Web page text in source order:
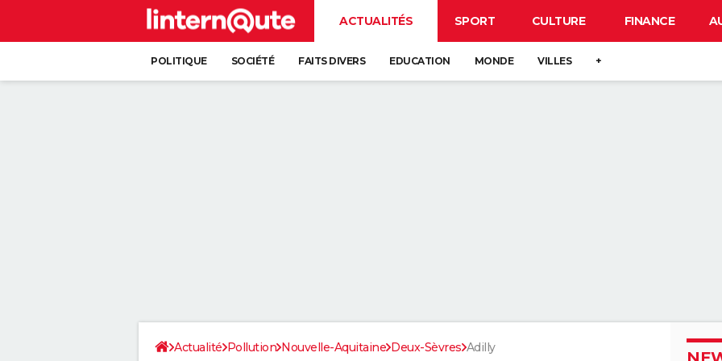
ACTUALITÉS SPORT CULTURE FINANCE
POLITIQUE SOCIÉTÉ FAITS DIVERS EDUCATION MONDE VILLES +
Actualité Pollution Nouvelle-Aquitaine Deux-Sèvres Adilly